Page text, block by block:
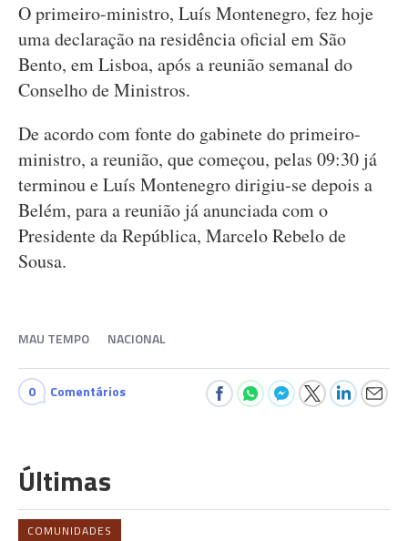
O primeiro-ministro, Luís Montenegro, fez hoje
uma declaração na residência oficial em São
Bento, em Lisboa, após a reunião semanal do
Conselho de Ministros.
De acordo com fonte do gabinete do primeiro-
ministro, a reunião, que começou, pelas 09:30 já
terminou e Luís Montenegro dirigiu-se depois a
Belém, para a reunião já anunciada com o
Presidente da República, Marcelo Rebelo de
Sousa.
MAU TEMPO NACIONAL
0 Comentários
Últimas
COMUNIDADES